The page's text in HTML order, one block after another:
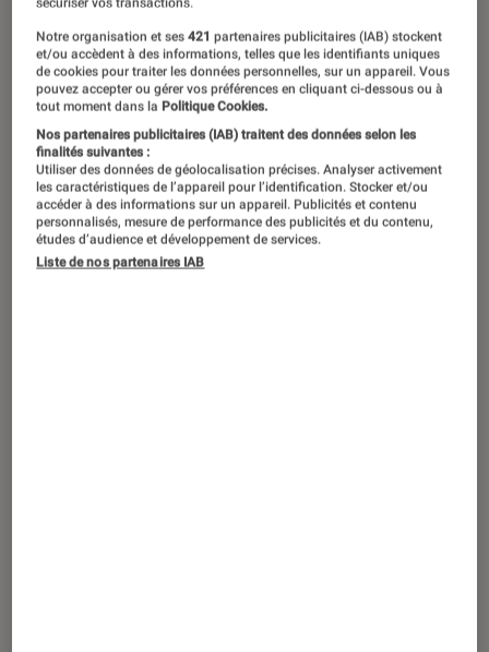
Groove en vue : les meilleurs albums
soul et funk de ce début 2026
SÉLECTION
Musique • 13 fév. 2026
Notre organisation et ses421 partenaires publicitaires (IAB) stockent
et/ou accèdent à des informations, telles que les identifiants uniques
de cookies pour traiter les données personnelles, sur un appareil. Vous
pouvez accepter ou gérer vos préférences en cliquant ci-dessous ou à
tout moment dans la Politique Cookies.
Nos partenaires publicitaires (IAB) traitent des données selon les
finalités suivantes :
Utiliser des données de géolocalisation précises. Analyser activement
les caractéristiques de l’appareil pour l’identification. Stocker et/ou
accéder à des informations sur un appareil. Publicités et contenu
personnalisés, mesure de performance des publicités et du contenu,
études d’audience et développement de services.
Liste de nos partenaires IAB